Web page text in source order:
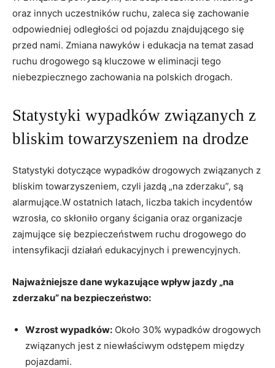
oraz innych uczestników ruchu, zaleca się zachowanie
odpowiedniej odległości od pojazdu znajdującego się
przed nami. Zmiana nawyków i edukacja na temat zasad
ruchu drogowego są kluczowe w eliminacji tego
niebezpiecznego zachowania na polskich drogach.
Statystyki wypadków związanych z
bliskim towarzyszeniem na drodze
Statystyki dotyczące wypadków drogowych związanych z
bliskim towarzyszeniem, czyli jazdą „na zderzaku”, są
alarmujące.W ostatnich latach, liczba takich incydentów
wzrosła, co skłoniło organy ścigania oraz organizacje
zajmujące się bezpieczeństwem ruchu drogowego do
intensyfikacji działań edukacyjnych i prewencyjnych.
Najważniejsze dane wykazujące wpływ jazdy „na
zderzaku” na bezpieczeństwo:
Wzrost wypadków: Około 30% wypadków drogowych
związanych jest z niewłaściwym odstępem między
pojazdami.